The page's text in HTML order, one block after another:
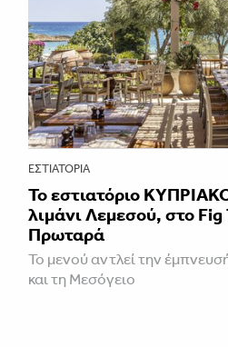
ΕΣΤΙΑΤΌΡΙΑ
Το εστιατόριο
λιμάνι Λεμεσού, στο
Πρωταρά
Το μενού αντλεί την
και τη Μεσόγειο